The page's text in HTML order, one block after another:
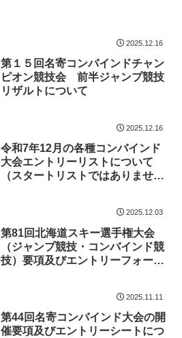
2025.12.16
第１５回名寄コンバインドチャン
ピオン競技会 前半ジャンプ競技
リザルトについて
2025.12.16
令和7年12月の各種コンバインド
大会エントリーリストについて
（スタートリストではありませ
2025.12.03
第81回北海道スキー選手権大会
（ジャンプ競技・コンバインド競
技）要項及びエントリーフォーム
2025.11.11
第44回名寄コンバインド大会の開
催要項及びエントリーシートにつ